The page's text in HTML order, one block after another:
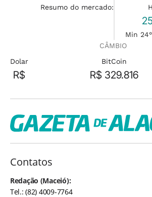
Resumo do mercado:
Min
CÂMBIO
Dolar
R$
BitCoin
R$ 329.816
Contatos
Redação (Maceió):
Tel.: (82) 4009-7764